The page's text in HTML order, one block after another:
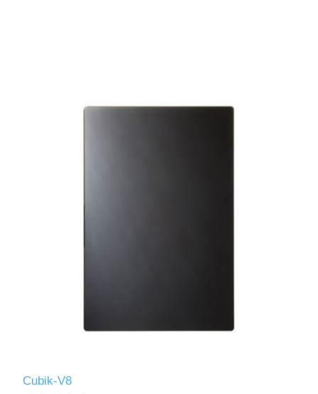
Cubik-V8